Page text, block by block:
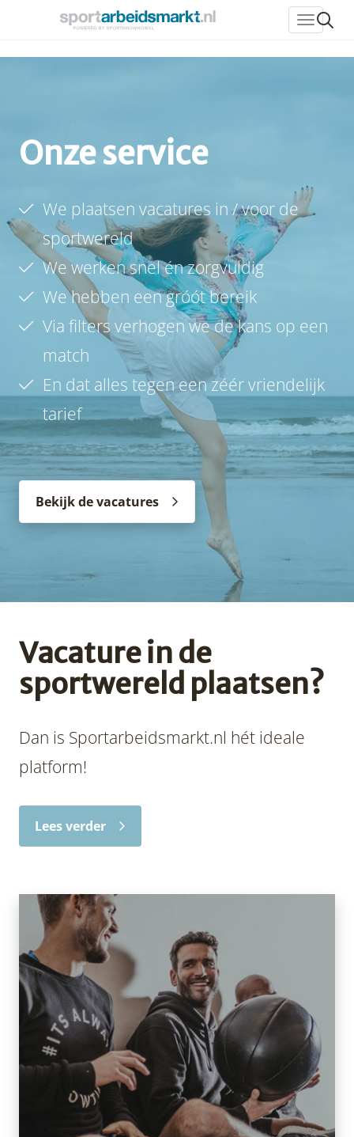
Onze service
We plaatsen vacatures in / voor de
sportwereld
We werken snel én zorgvuldig
We hebben een gróót bereik
Via filters verhogen we de kans op een
match
En dat alles tegen een zéér vriendelijk
tarief
Bekijk de vacatures
Vacature in de
sportwereld plaatsen?
Dan is Sportarbeidsmarkt.nl hét ideale
platform!
Lees verder